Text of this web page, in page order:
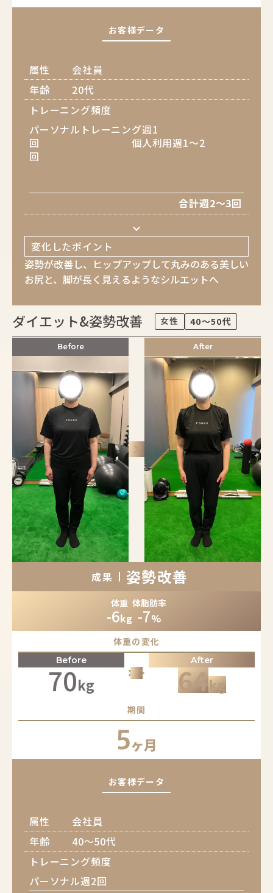
お客様データ
属性
会社員
年齢
20代
トレーニング頻度
パーソナルトレーニング週1
回 個人利用週1～2
回
合計週2～3回
keyboard_arrow_down
変化したポイント
姿勢が改善し、ヒップアップして丸みのある美しい
お尻と、脚が長く見えるようなシルエットへ
ダイエット&姿勢改善 女性 40～50代
Before
keyboard_arrow_right
After
成果 姿勢改善
体重
-6kg
体脂肪率
-7%
体重の変化
Before
70kg
keyboard_arrow_right keyboard_arrow_rightkeyboard_arrow_right
After
64kg
期間
5ヶ月
お客様データ
属性
会社員
年齢
40～50代
トレーニング頻度
パーソナル週2回